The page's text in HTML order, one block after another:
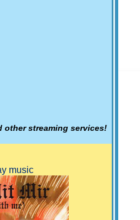
other streaming services!